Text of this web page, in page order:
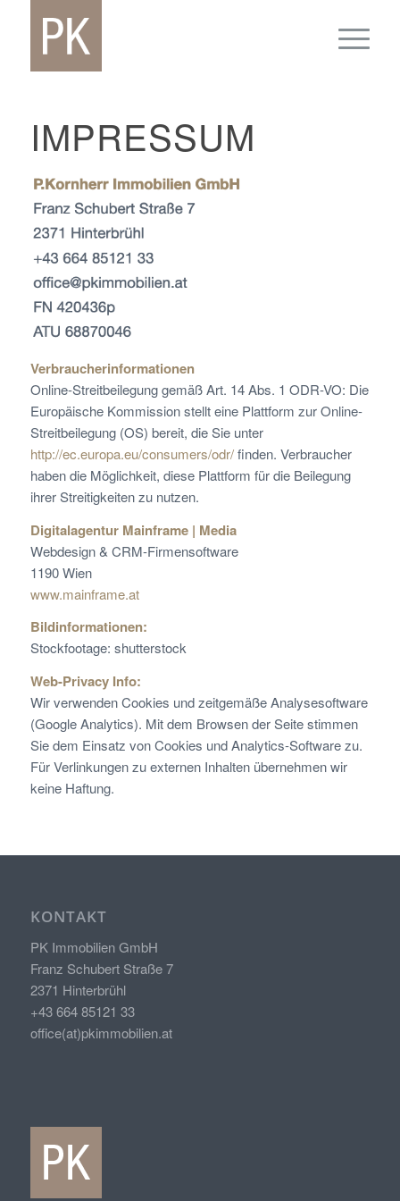
IMPRESSUM
Verbraucherinformationen
Online-Streitbeilegung gemäß Art. 14 Abs. 1 ODR-VO: Die
Europäische Kommission stellt eine Plattform zur Online-
Streitbeilegung (OS) bereit, die Sie unter
http://ec.europa.eu/consumers/odr/finden. Verbraucher
haben die Möglichkeit, diese Plattform für die Beilegung
ihrer Streitigkeiten zu nutzen.
Digitalagentur Mainframe | Media
Webdesign & CRM-Firmensoftware
1190 Wien
www.mainframe.at
Bildinformationen:
Stockfootage: shutterstock
Web-Privacy Info:
Wir verwenden Cookies und zeitgemäße Analysesoftware
(Google Analytics). Mit dem Browsen der Seite stimmen
Sie dem Einsatz von Cookies und Analytics-Software zu.
Für Verlinkungen zu externen Inhalten übernehmen wir
keine Haftung.
KONTAKT
PK Immobilien GmbH
Franz Schubert Straße 7
2371 Hinterbrühl
+43 664 85121 33
office(at)pkimmobilien.at